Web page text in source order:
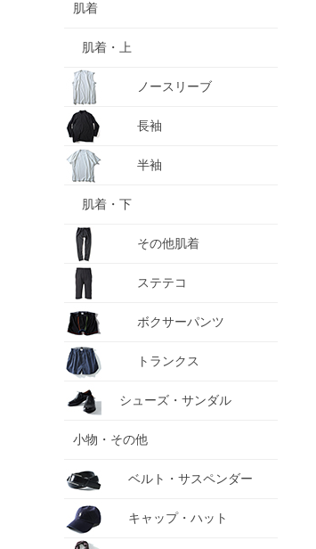
肌着
肌着・上
ノースリーブ
長袖
半袖
肌着・下
その他肌着
ステテコ
ボクサーパンツ
トランクス
シューズ・サンダル
小物・その他
ベルト・サスペンダー
キャップ・ハット